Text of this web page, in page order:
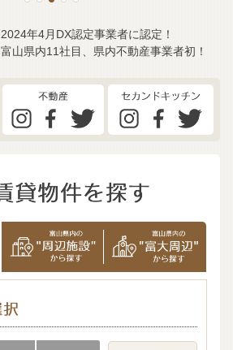
2024年4月DX認定事業者に認定！
富山県内11社目、県内不動産事業者初！